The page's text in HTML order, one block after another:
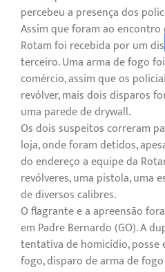
percebeu a presença dos
Assim que foram ao
Rotam foi recebida por um
terceiro. Uma arma de fogo
comércio, assim que os
revólver, mais dois disparos
uma parede de drywall.
Os dois suspeitos correram
loja, onde foram detidos,
do endereço a equipe da
revólveres, uma pistola, uma
de diversos calibres.
O flagrante e a apreensão
em Padre Bernardo (GO). A
tentativa de homicídio,
fogo, disparo de arma de